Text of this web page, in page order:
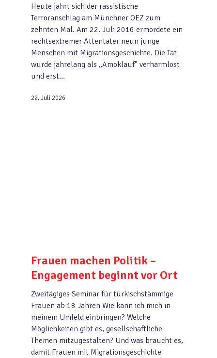
Heute jährt sich der rassistische
Terroranschlag am Münchner OEZ zum
zehnten Mal. Am 22. Juli 2016 ermordete ein
rechtsextremer Attentäter neun junge
Menschen mit Migrationsgeschichte. Die Tat
wurde jahrelang als „Amoklauf" verharmlost
und erst…
22. Juli 2026
Frauen machen Politik –
Engagement beginnt vor Ort
Zweitägiges Seminar für türkischstämmige
Frauen ab 18 Jahren Wie kann ich mich in
meinem Umfeld einbringen? Welche
Möglichkeiten gibt es, gesellschaftliche
Themen mitzugestalten? Und was braucht es,
damit Frauen mit Migrationsgeschichte